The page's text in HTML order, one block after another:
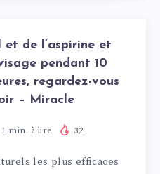
et de l’aspirine et
pendant 10
regardez-vous
– Miracle
1 min. à lire 32
les plus efficaces